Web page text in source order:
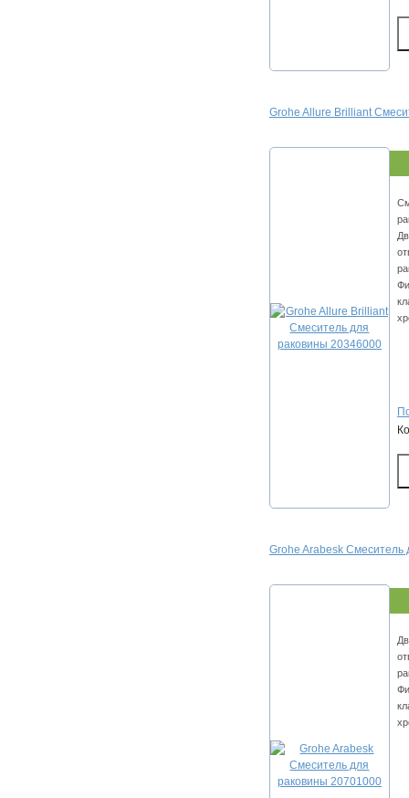
Grohe Allure Brilliant
Grohe Arabesk